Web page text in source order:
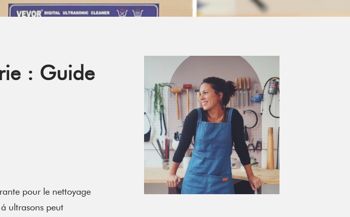
: Guide
pour le nettoyage
ultrasons peut
Primary
Sidebar